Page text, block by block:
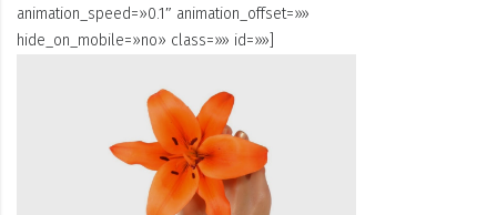
animation_speed=»0.1″ animation_offset=»»
hide_on_mobile=»no» class=»» id=»»]